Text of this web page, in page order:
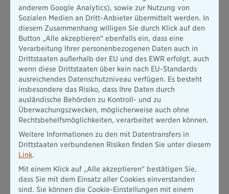
erfordern. Hierfür berechnen die Versicherer einen individuell
kalkulierten Risikozuschlag, der den monatlichen Beitrag
mitunter deutlich erhöht.
Gesundheitsfaktoren bei der
Grundfähigkeitsversicherung
Vor dem Abschluss einerGrundfähigkeitsversicherungmüssen
Sie sich zunächst einerGesundheitsprüfungunterziehen und
einige Fragen zu möglichen Vorerkrankungen und zu Ihrem
Gesundheitszustand beantworten. Nach den folgenden
Dingen könnten Sie gefragt werden:
Körpergröße
Körpergewicht
Stationäre Behandlungen und ambulante Therapien
Chronische und/oder psychische Erkrankungen
anderem Google Analytics), sowie zur Nutzung von
Sozialen Medien an Dritt-Anbieter übermittelt werden. In
diesem Zusammenhang willigen Sie durch Klick auf den
Button „Alle akzeptieren" ebenfalls ein, dass eine
Verarbeitung Ihrer personenbezogenen Daten auch in
Drittstaaten außerhalb der EU und des EWR erfolgt, auch
wenn diese Drittstaaten über kein nach EU-Standards
ausreichendes Datenschutzniveau verfügen. Es besteht
insbesondere das Risiko, dass Ihre Daten durch
ausländische Behörden zu Kontroll- und zu
Überwachungszwecken, möglicherweise auch ohne
Rechtsbehelfsmöglichkeiten, verarbeitet werden können.
Weitere Informationen zu den mit Datentransfers in
Drittstaaten verbundenen Risiken finden Sie unter diesem
Link.
Mit einem Klick auf „Alle akzeptieren" bestätigen Sie,
dass Sie mit dem Einsatz aller Cookies einverstanden
sind. Sie können die Cookie-Einstellungen mit einem